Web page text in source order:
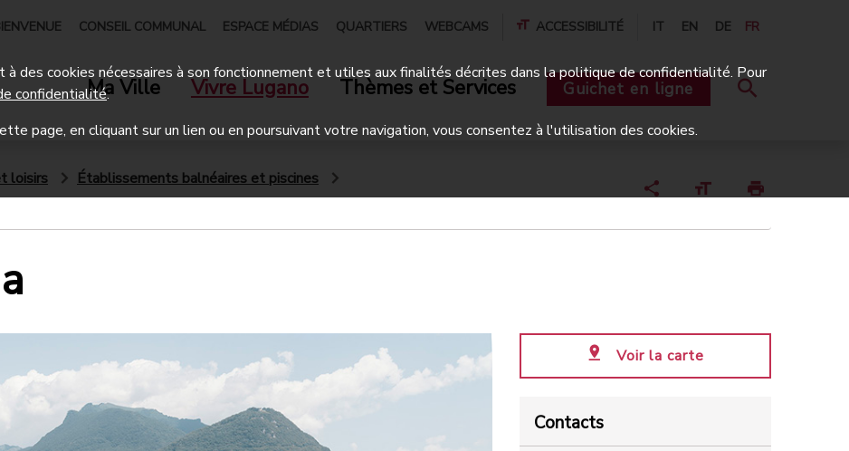
CONSEIL COMMUNAL ESPACE MÉDIAS QUARTIERS WEBCAMS ACCESSIBILITÉ IT EN DE FR
Ma Ville Vivre Lugano Thèmes et Services Guichet en ligne
loisirs
Établissements balnéaires et piscines
Voir la carte
Contacts
des cookies nécessaires à son fonctionnement et utiles aux finalités décrites dans la politique de confidentialité. Pour
confidentialité.
page, en cliquant sur un lien ou en poursuivant votre navigation, vous consentez à l'utilisation des cookies.